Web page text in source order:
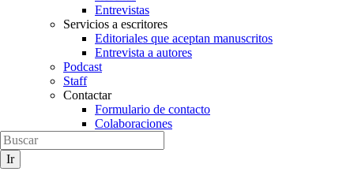
Entrevistas
Servicios a escritores
Editoriales que aceptan manuscritos
Entrevista a autores
Podcast
Staff
Contactar
Formulario de contacto
Colaboraciones